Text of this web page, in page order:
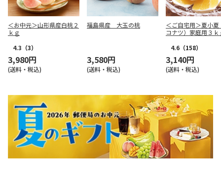
＜お中元＞山形県産白桃２
ｋｇ
4.3 （3）
3,980円
(送料・税込)
福島県産 大玉の桃
3,580円
(送料・税込)
＜ご自宅用＞夏小夏
コナツ）家庭用３ｋ
4.6 （158）
3,140円
(送料・税込)